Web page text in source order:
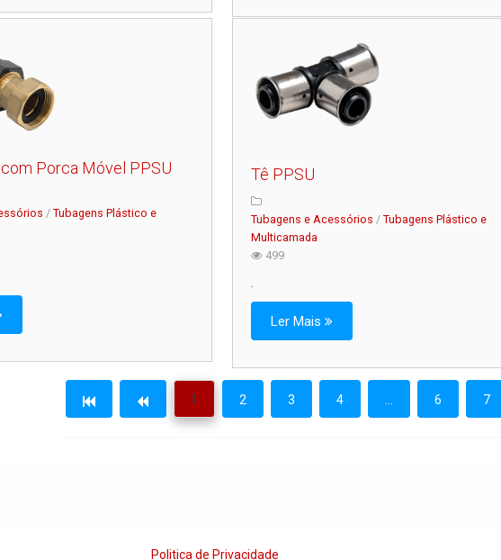
Porca Móvel PPSU
/Tubagens Plástico e
Tê PPSU
Tubagens e Acessórios / Tubagens Plástico e
Multicamada
499
Ler Mais
1 2 3 4 ... 6 7
Politica de Privacidade